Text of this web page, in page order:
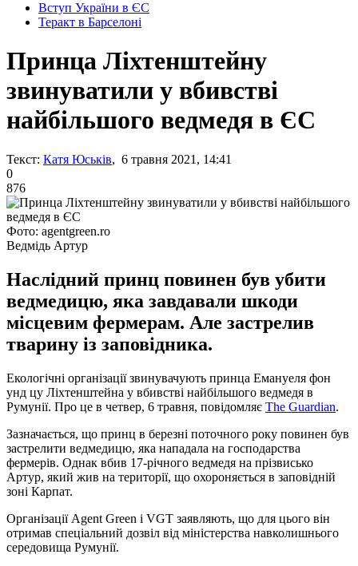
Вступ України в ЄС
Теракт в Барселоні
Принца Ліхтенштейну
звинуватили у вбивстві
найбільшого ведмедя в ЄС
Текст: Катя Юськів, 6 травня 2021, 14:41
0
876
Фото: agentgreen.ro
Ведмідь Артур
Наслідний принц повинен був убити
ведмедицю, яка завдавали шкоди
місцевим фермерам. Але застрелив
тварину із заповідника.
Екологічні організації звинувачують принца Емануеля фон
унд цу Ліхтенштейна у вбивстві найбільшого ведмедя в
Румунії. Про це в четвер, 6 травня, повідомляє The Guardian.
Зазначається, що принц в березні поточного року повинен був
застрелити ведмедицю, яка нападала на господарства
фермерів. Однак вбив 17-річного ведмедя на прізвисько
Артур, який жив на території, що охороняється в заповідній
зоні Карпат.
Організації Agent Green і VGT заявляють, що для цього він
отримав спеціальний дозвіл від міністерства навколишнього
середовища Румунії.